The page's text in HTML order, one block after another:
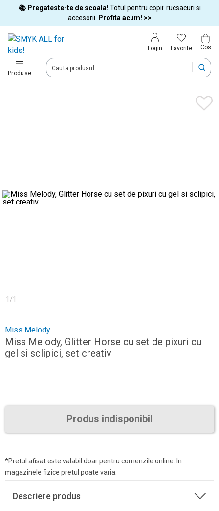
📚 Pregateste-te de scoala! Totul pentru copii: rucsacuri si
accesorii.
Profita acum! >>
Login Favorite Cos
Produse
Tara si limba
Alege tara si treci la cumparaturi
România (Romania)
Dupa schimbarea tarii, unele produse pot fi eliminate din cos
1 /1
Miss Melody
Miss Melody, Glitter Horse cu set de pixuri cu
gel si sclipici, set creativ
Produs indisponibil
*Pretul afisat este valabil doar pentru comenzile online. In
magazinele fizice pretul poate varia.
Descriere produs